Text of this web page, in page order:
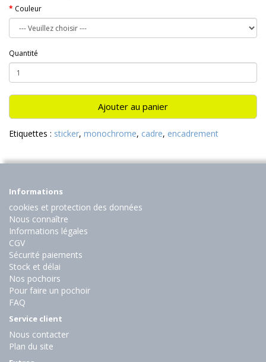
Couleur
Quantité
Ajouter au panier
Etiquettes : sticker, monochrome, cadre, encadrement
Informations
cookies et protection des données
Nous connaître
Informations légales
CGV
Sécurité paiements
Stock et délai
Nos pochoirs
Pour faire un pochoir
FAQ
Service client
Nous contacter
Plan du site